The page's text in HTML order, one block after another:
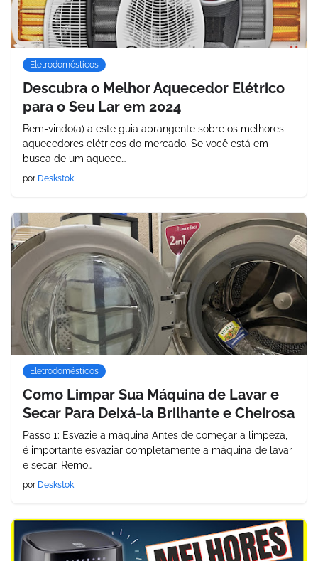
Eletrodomésticos
Descubra o Melhor Aquecedor Elétrico
para o Seu Lar em 2024
Bem-vindo(a) a este guia abrangente sobre os melhores
aquecedores elétricos do mercado. Se você está em
busca de um aquece…
por Deskstok
Eletrodomésticos
Como Limpar Sua Máquina de Lavar e
Secar Para Deixá-la Brilhante e Cheirosa
Passo 1: Esvazie a máquina Antes de começar a limpeza,
é importante esvaziar completamente a máquina de lavar
e secar. Remo…
por Deskstok